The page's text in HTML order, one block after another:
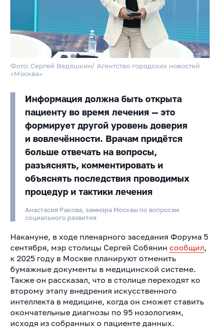
Фото: Сергей Ведяшкин/ Агентство городских новостей
«Москва»
Информация должна быть открыта
пациенту во время лечения — это
формирует другой уровень доверия
и вовлечённости. Врачам придётся
больше отвечать на вопросы,
разъяснять, комментировать и
объяснять последствия проводимых
процедур и тактики лечения
Анастасия Ракова, заммэра Москвы по вопросам
социального развития
Накануне, в ходе пленарного заседания Форума 5
сентября, мэр столицы Сергей Собянин сообщил,
к 2025 году в Москве планируют отменить
бумажные документы в медицинской системе.
Также он рассказал, что в столице переходят ко
второму этапу внедрения искусственного
интеллекта в медицине, когда он сможет ставить
окончательные диагнозы по 95 нозологиям,
исходя из собранных о пациенте данных.